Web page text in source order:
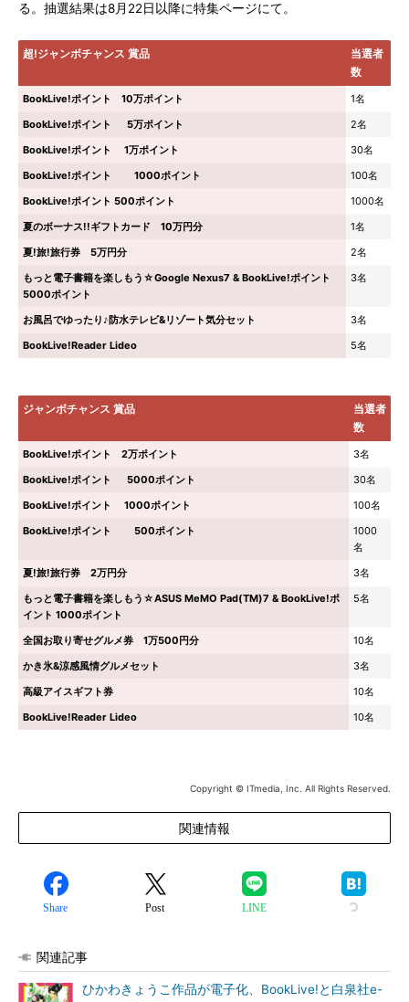
る。抽選結果は8月22日以降に特集ページにて。
超!ジャンボチャンス 賞品
当選者
数
BookLive!ポイント 10万ポイント
1名
BookLive!ポイント 5万ポイント
2名
BookLive!ポイント 1万ポイント
30名
BookLive!ポイント 1000ポイント
100名
BookLive!ポイント 500ポイント
1000名
夏のボーナス!!ギフトカード 10万円分
1名
夏!旅!旅行券 5万円分
2名
もっと電子書籍を楽しもう☆Google Nexus7 & BookLive!ポイント
5000ポイント
3名
お風呂でゆったり♪防水テレビ&リゾート気分セット
3名
BookLive!Reader Lideo
5名
ジャンボチャンス 賞品
当選者
数
BookLive!ポイント 2万ポイント
3名
BookLive!ポイント 5000ポイント
30名
BookLive!ポイント 1000ポイント
100名
BookLive!ポイント 500ポイント
1000
名
夏!旅!旅行券 2万円分
3名
もっと電子書籍を楽しもう☆ASUS MeMO Pad(TM)7 & BookLive!ポ
イント 1000ポイント
5名
全国お取り寄せグルメ券 1万500円分
10名
かき氷&涼感風情グルメセット
3名
高級アイスギフト券
10名
BookLive!Reader Lideo
10名
Copyright © ITmedia, Inc. All Rights Reserved.
関連情報
Share Post LINE
関連記事
ひかわきょうこ作品が電子化、BookLive!と白泉社e-